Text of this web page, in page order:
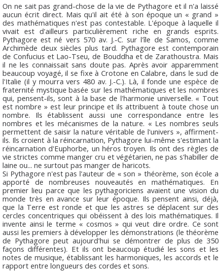
On ne sait pas grand-chose de la vie de Pythagore et il n'a laissé
aucun écrit direct. Mais qu'il ait été à son époque un « grand »
des mathématiques n'est pas contestable. L'époque à laquelle il
vivait est d'ailleurs particulièrement riche en grands esprits.
Pythagore est né vers 570 av. J.-C. sur l'île de Samos, comme
Archimède deux siècles plus tard. Pythagore est contemporain
de Confucius et Lao-Tseu, de Bouddha et de Zarathoustra. Mais
il ne les connaissait sans doute pas. Après avoir apparemment
beaucoup voyagé, il se fixe à Crotone en Calabre, dans le sud de
l'Italie (il y mourra vers 480 av. J.-C.). Là, il fonde une espèce de
fraternité mystique basée sur les mathématiques et les nombres
qui, pensent-ils, sont à la base de l'harmonie universelle. « Tout
est nombre » est leur principe et ils attribuent à toute chose un
nombre. Ils établissent aussi une correspondance entre les
nombres et les mécanismes de la nature. « Les nombres seuls
permettent de saisir la nature véritable de l'univers », affirment-
ils. Ils croient à la réincarnation, Pythagore lui-même s'estimant la
réincarnation d'Euphorbe, un héros troyen. Ils ont des règles de
vie strictes comme manger cru et végétarien, ne pas s'habiller de
laine ou... ne surtout pas manger de haricots.
Si Pythagore n'est pas l'auteur de « son » théorème, son école a
apporté de nombreuses nouveautés en mathématiques. En
premier lieu parce que les pythagoriciens avaient une vision du
monde très en avance sur leur époque. Ils pensent ainsi, déjà,
que la Terre est ronde et que les astres se déplacent sur des
cercles concentriques qui obéissent à des lois mathématiques. Il
invente ainsi le terme « cosmos » qui veut dire ordre. Ce sont
aussi les premiers à développer les démonstrations (le théorème
de Pythagore peut aujourd'hui se démontrer de plus de 350
façons différentes). Et ils ont beaucoup étudié les sons et les
notes de musique, établissant les harmoniques, les accords et le
rapport entre longueurs des cordes et sons.